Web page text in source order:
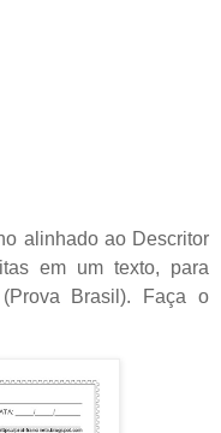
alinhado ao Descritor
em um texto, para
Brasil). Faça o